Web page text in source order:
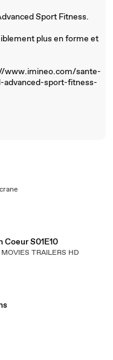
Sport Fitness.
plus en forme et
www.imineo.com/sante-
sport-fitness-
Coeur S01E10
TRAILERS HD